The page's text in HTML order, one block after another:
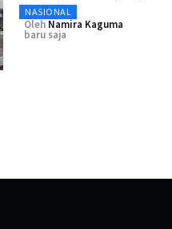
NASIONAL
Oleh Namira Kaguma
baru saja